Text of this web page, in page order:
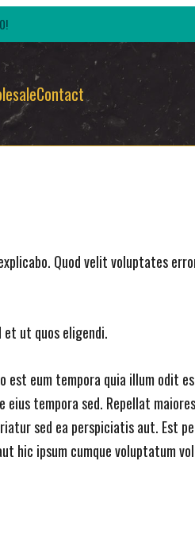
Contact
Quod velit voluptates
et ut quos eligendi.
est eum tempora quia illum odit
tempora sed. Repellat
sed ea perspiciatis aut. Est
hic ipsum cumque voluptatum